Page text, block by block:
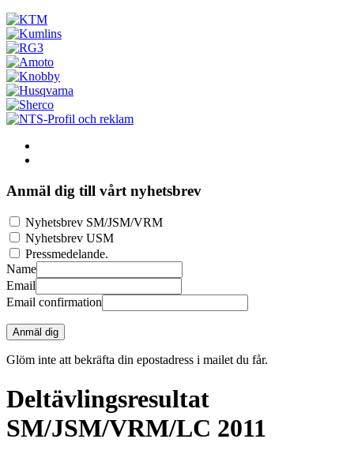
Anmäl dig till vårt nyhetsbrev
Nyhetsbrev SM/JSM/VRM
Nyhetsbrev USM
Pressmedelande.
Name
Email
Email confirmation
Anmäl dig
Glöm inte att bekräfta din epostadress i mailet du får.
Deltävlingsresultat
SM/JSM/VRM/LC 2011